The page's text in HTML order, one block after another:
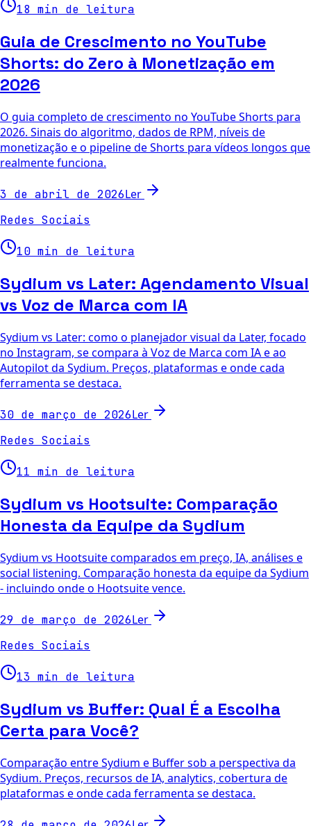
18 min de leitura
Guia de Crescimento no YouTube
Shorts: do Zero à Monetização em
2026
O guia completo de crescimento no YouTube Shorts para
2026. Sinais do algoritmo, dados de RPM, níveis de
monetização e o pipeline de Shorts para vídeos longos que
realmente funciona.
3 de abril de 2026Ler
Redes Sociais
10 min de leitura
Sydium vs Later: Agendamento Visual
vs Voz de Marca com IA
Sydium vs Later: como o planejador visual da Later, focado
no Instagram, se compara à Voz de Marca com IA e ao
Autopilot da Sydium. Preços, plataformas e onde cada
ferramenta se destaca.
30 de março de 2026Ler
Redes Sociais
11 min de leitura
Sydium vs Hootsuite: Comparação
Honesta da Equipe da Sydium
Sydium vs Hootsuite comparados em preço, IA, análises e
social listening. Comparação honesta da equipe da Sydium
- incluindo onde o Hootsuite vence.
29 de março de 2026Ler
Redes Sociais
13 min de leitura
Sydium vs Buffer: Qual É a Escolha
Certa para Você?
Comparação entre Sydium e Buffer sob a perspectiva da
Sydium. Preços, recursos de IA, analytics, cobertura de
plataformas e onde cada ferramenta se destaca.